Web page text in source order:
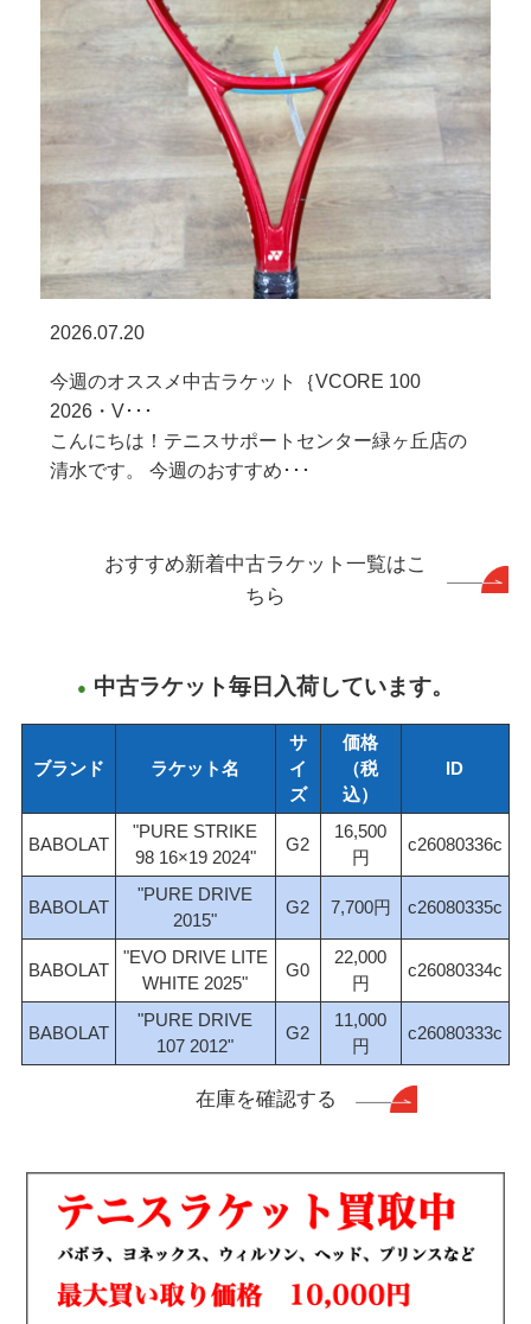
2026.07.20
今週のオススメ中古ラケット｛VCORE 100
2026・V･･･
こんにちは！テニスサポートセンター緑ヶ丘店の
清水です。 今週のおすすめ･･･
おすすめ新着中古ラケット一覧はこ
ちら
中古ラケット毎日入荷しています。
ブランド ラケット名
サ
イ
ズ
価格
（税
込）
ID
BABOLAT
"PURE STRIKE
98 16×19 2024"
G2
16,500
c26080336c
BABOLAT
"PURE DRIVE
2015"
G2 7,700 c26080335c
BABOLAT
"EVO DRIVE LITE
WHITE 2025"
G0
22,000
c26080334c
BABOLAT
"PURE DRIVE
107 2012"
G2
11,000
c26080333c
在庫を確認する